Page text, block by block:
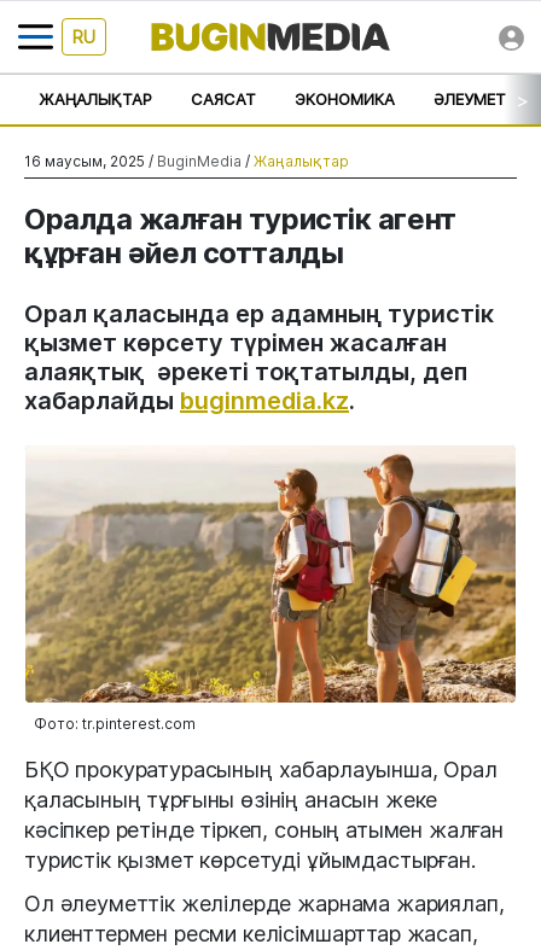
RU
ЖАҢАЛЫҚТАР САЯСАТ ЭКОНОМИКА ӘЛЕУМЕТ >
16 маусым, 2025 / BuginMedia / Жаңалықтар
Оралда жалған туристік агент
құрған әйел сотталды
Орал қаласында ер адамның туристік
қызмет көрсету түрімен жасалған
алаяқтық әрекеті тоқтатылды, деп
хабарлайды buginmedia.kz.
Фото: tr.pinterest.com
БҚО прокуратурасының хабарлауынша, Орал
қаласының тұрғыны өзінің анасын жеке
кәсіпкер ретінде тіркеп, соның атымен жалған
туристік қызмет көрсетуді ұйымдастырған.
Ол әлеуметтік желілерде жарнама жариялап,
клиенттермен ресми келісімшарттар жасап,